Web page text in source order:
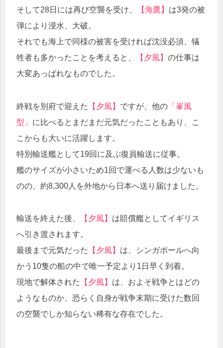
そして28日には再び空襲を受け、
【海鷹】 は3発の被
弾により浸水、大破。
それでも海上で同様の被害を受ければ沈没必須、犠
牲者も多かったことを考えると、
【夕風】 の仕事は
大変あっぱれなものでした。
終戦を別府で迎えた 【夕風】 ですが、他の 「峯風
型」 に比べるとまだまだ元気だったこともあり、こ
こからも大いに活躍します。
特別輸送艦として19回に及ぶ復員輸送に従事。
艦のサイズが小さいため1回で運べる人数は少ないも
のの、約8,300人を外地から日本へ送り届けました。
輸送を終えた後、 【夕風】 は賠償艦としてイギリス
へ引き渡されます。
最後まで元気だった
【夕風】 は、シンガポールへ向
かう10隻の船の中で唯一予定より1日早く到着。
現地で解体された
【夕風】 は、およそ戦争とはどの
ようなものか、恐らく自身が戦争末期に受けた数回
の空襲でしか知らない稀有な存在でした。